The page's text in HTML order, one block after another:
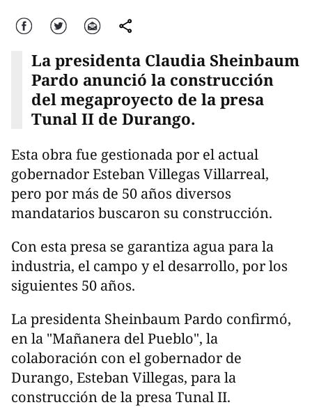
Facebook Twitter Correo comparte
La presidenta Claudia Sheinbaum
Pardo anunció la construcción
del megaproyecto de la presa
Tunal II de Durango.
Esta obra fue gestionada por el actual
gobernador Esteban Villegas Villarreal,
pero por más de 50 años diversos
mandatarios buscaron su construcción.
Con esta presa se garantiza agua para la
industria, el campo y el desarrollo, por los
siguientes 50 años.
La presidenta Sheinbaum Pardo confirmó,
en la "Mañanera del Pueblo", la
colaboración con el gobernador de
Durango, Esteban Villegas, para la
construcción de la presa Tunal II.